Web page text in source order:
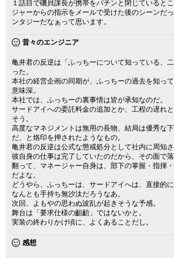
１話目で磯貝課長が携帯をパチンと閉じていると
ジャーからの指示をメールで受けた後のシーンだ
ンタジーだなぁって思います。
昔々のエンジニア
亀井君の反逆は「ふっちーについて知っている、
った。
本社の経営企画の同期が、ふっちーの過去を知っ
意味深。
本社では、ふっちーの裏事情は皆が承知なのだ。
サードアイへの委託料金の追加とか、工程の遅れ
そう。
高度なマネジメントは無用の長物、結局は優秀な
だ、と烙印を押されたようなもの。
亀井君の反逆は公式な懲戒処分として社内に周知さ
彼自身の仕事は完了していたのだから、その面で落
翻って、マネージャー自身は、部下の掌握・指揮
だよな。
どうやら、ふっちーは、サードアイへは、直接的
なんとも手持ち無沙汰だろうなあ。
次回、よもやの思わぬ波乱が起きそうな予感。
舞台は「要求仕様の齟齬」ではないかと。
実装の終わりかけ頃に、よくあることだし。
感想